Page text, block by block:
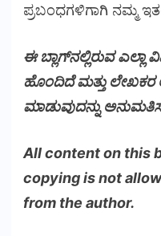
ಪ್ರಬಂಧಗಳಿಗಾಗಿ ನಮ್ಮ
ಈ ಬ್ಲಾಗ್‌ನಲ್ಲಿರುವ ಎಲ್ಲಾ
ಹೊಂದಿದೆ ಮತ್ತು
ಮಾಡುವುದನ್ನು
All content on this
copying is not
from the author.